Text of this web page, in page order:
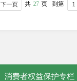
下一页 共 27 页 到第
消费者权益保护专栏